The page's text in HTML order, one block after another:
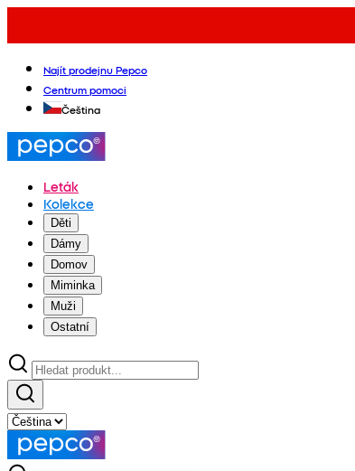
Najít prodejnu Pepco
Centrum pomoci
Čeština
Leták
Kolekce
Děti
Dámy
Domov
Miminka
Muži
Ostatní